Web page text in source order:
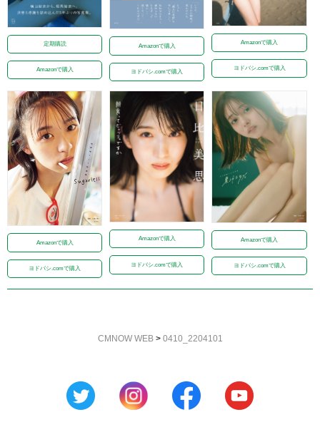
定期購読
Amazonで購入
Amazonで購入
ヨドバシ.comで購入
Amazonで購入
ヨドバシ.comで購入
Amazonで購入
ヨドバシ.comで購入
Amazonで購入
ヨドバシ.comで購入
Amazonで購入
ヨドバシ.comで購入
CMNOW WEB> 0410_2204101